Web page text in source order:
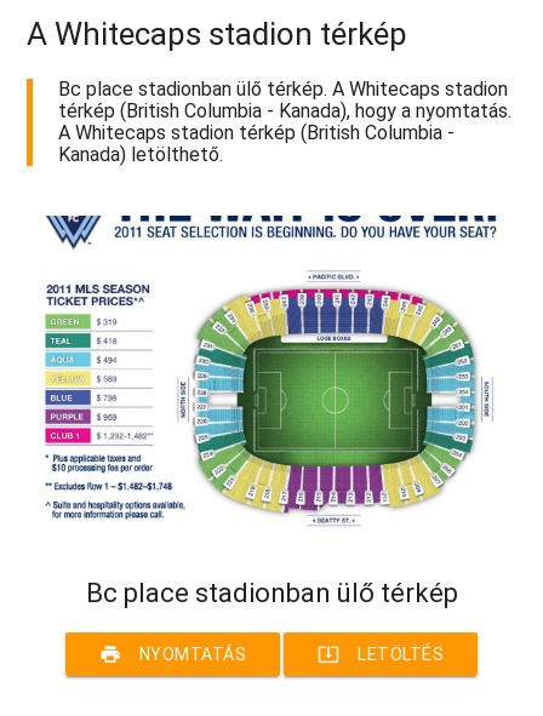
A Whitecaps stadion térkép
Bc place stadionban ülő térkép. A Whitecaps stadion
térkép (British Columbia - Kanada), hogy a nyomtatás.
A Whitecaps stadion térkép (British Columbia -
Kanada) letölthető.
Bc place stadionban ülő térkép
print NYOMTATÁS system_update_alt LETÖLTÉS